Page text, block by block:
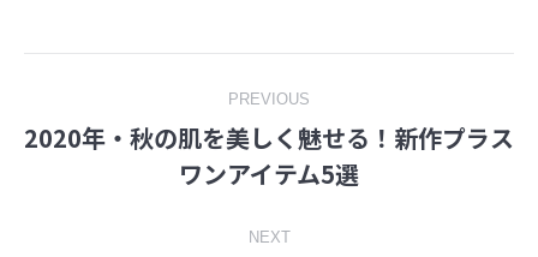
navigation
PREVIOUS
Previous
post:
2020年・秋の肌を美しく魅せる！新作プラス
ワンアイテム5選
NEXT